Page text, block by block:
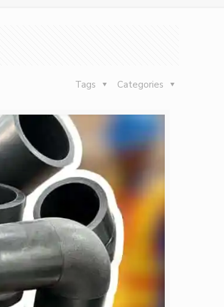
Categories
Tags